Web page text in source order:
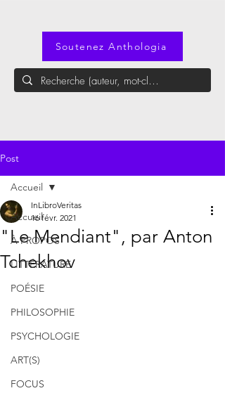
Soutenez Anthologia
Post
Accueil
À PROPOS
LITTÉRATURE
POÉSIE
PHILOSOPHIE
PSYCHOLOGIE
ART(S)
FOCUS
Accueil
"Le Mendiant", par Anton
Tchekhov
InLibroVeritas
16 févr. 2021